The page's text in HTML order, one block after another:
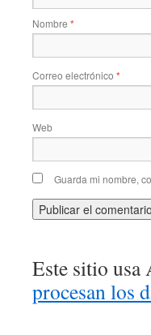
Nombre *
Correo electrónico *
Web
Guarda mi nombre,
Este sitio
procesan los